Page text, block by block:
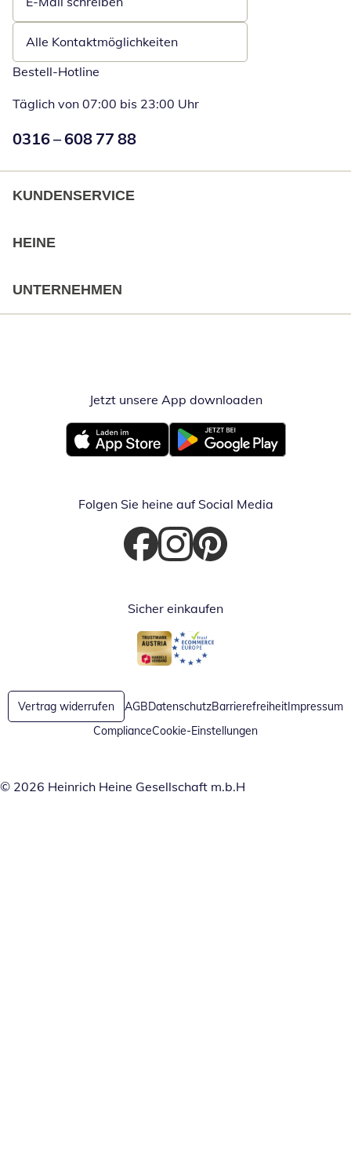
Öffnet E-Mail-Client
Alle Kontaktmöglichkeiten
Bestell-Hotline
Täglich von 07:00 bis 23:00 Uhr
Numéro de téléphone:
0316 – 608 77 88
KUNDENSERVICE
HEINE
UNTERNEHMEN
Jetzt unsere App downloadenÖffnet in
Öffnet in neuem FensterÖffnet in neuem Fenster
Folgen Sie heine auf Social Media
Öffnet in neuem Fenster
Öffnet in neuem Fenster
Öffnet in neuem Fenster
Sicher einkaufen
Öffnet in neuem Fenster
Öffnet in neuem Fenster
Vertrag widerrufen AGBDatenschutzBarrierefreiheitImpressum
ComplianceCookie-Einstellungen
© 2026 Heinrich Heine Gesellschaft m.b.H